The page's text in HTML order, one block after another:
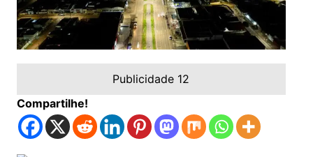
Publicidade 12
Compartilhe!